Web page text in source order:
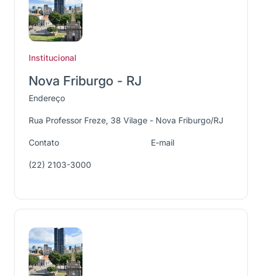
Institucional
Nova Friburgo - RJ
Endereço
Rua Professor Freze, 38 Vilage - Nova Friburgo/RJ
Contato
(22) 2103-3000
E-mail